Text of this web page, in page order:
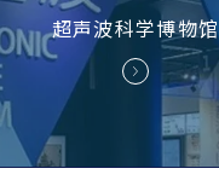
超声波科学博物馆